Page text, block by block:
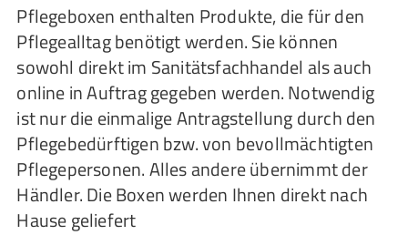
Pflegeboxen enthalten Produkte, die für den
Pflegealltag benötigt werden. Sie können
sowohl direkt im Sanitätsfachhandel als auch
online in Auftrag gegeben werden. Notwendig
ist nur die einmalige Antragstellung durch den
Pflegebedürftigen bzw. von bevollmächtigten
Pflegepersonen. Alles andere übernimmt der
Händler. Die Boxen werden Ihnen direkt nach
Hause geliefert